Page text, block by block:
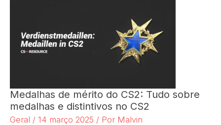
Medalhas de mérito do CS2: Tudo sobre
medalhas e distintivos no CS2
Geral / 14 março 2025 / Por Malvin